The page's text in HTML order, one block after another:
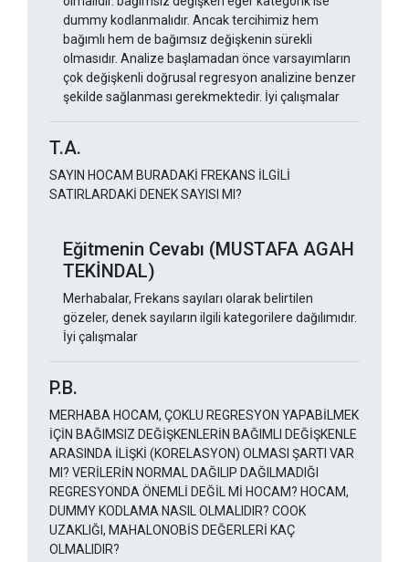
dummy kodlanmalıdır. Ancak tercihimiz hem
bağımlı hem de bağımsız değişkenin sürekli
olmasıdır. Analize başlamadan önce varsayımların
çok değişkenli doğrusal regresyon analizine benzer
şekilde sağlanması gerekmektedir. İyi çalışmalar
T.A.
SAYIN HOCAM BURADAKİ FREKANS İLGİLİ
SATIRLARDAKİ DENEK SAYISI MI?
Eğitmenin Cevabı (MUSTAFA AGAH
TEKİNDAL)
Merhabalar, Frekans sayıları olarak belirtilen
gözeler, denek sayıların ilgili kategorilere dağılımıdır.
İyi çalışmalar
P.B.
MERHABA HOCAM, ÇOKLU REGRESYON YAPABİLMEK
İÇİN BAĞIMSIZ DEĞİŞKENLERİN BAĞIMLI DEĞİŞKENLE
ARASINDA İLİŞKİ (KORELASYON) OLMASI ŞARTI VAR
MI? VERİLERİN NORMAL DAĞILIP DAĞILMADIĞI
REGRESYONDA ÖNEMLİ DEĞİL Mİ HOCAM? HOCAM,
DUMMY KODLAMA NASIL OLMALIDIR? COOK
UZAKLIĞI, MAHALONOBİS DEĞERLERİ KAÇ
OLMALIDIR?